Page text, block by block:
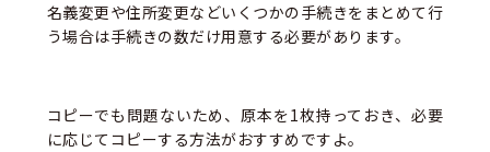
名義変更や住所変更などいくつかの手続きをまとめて行
う場合は手続きの数だけ用意する必要があります。
コピーでも問題ないため、原本を1枚持っておき、必要
に応じてコピーする方法がおすすめですよ。